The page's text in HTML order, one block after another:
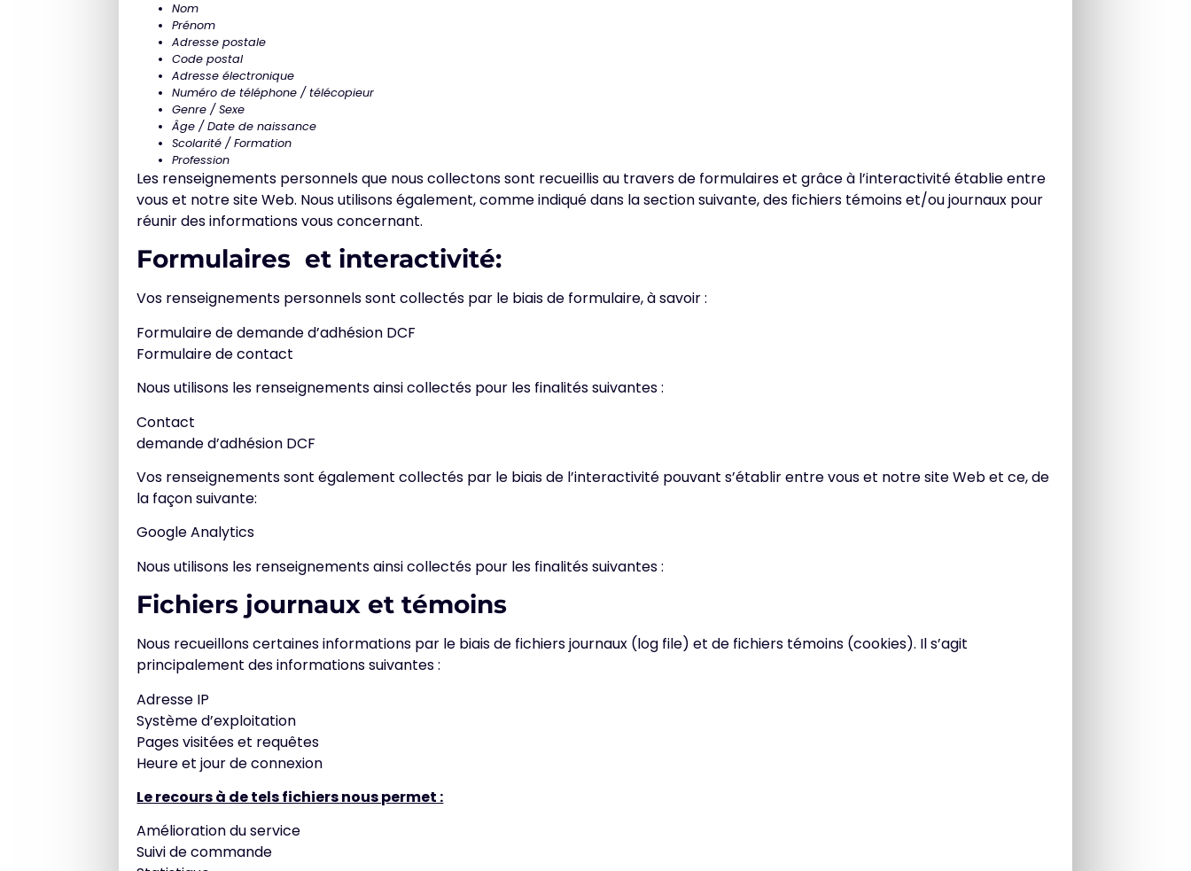
Nom
Prénom
Adresse postale
Code postal
Adresse électronique
Numéro de téléphone / télécopieur
Genre / Sexe
Âge / Date de naissance
Scolarité / Formation
Profession
Les renseignements personnels que nous collectons sont recueillis au travers de formulaires et grâce à l’interactivité établie entre
vous et notre site Web. Nous utilisons également, comme indiqué dans la section suivante, des fichiers témoins et/ou journaux pour
réunir des informations vous concernant.
Formulaires et interactivité:
Vos renseignements personnels sont collectés par le biais de formulaire, à savoir :
Formulaire de demande d’adhésion DCF
Formulaire de contact
Nous utilisons les renseignements ainsi collectés pour les finalités suivantes :
Contact
demande d’adhésion DCF
Vos renseignements sont également collectés par le biais de l’interactivité pouvant s’établir entre vous et notre site Web et ce, de
la façon suivante:
Google Analytics
Nous utilisons les renseignements ainsi collectés pour les finalités suivantes :
Fichiers journaux et témoins
Nous recueillons certaines informations par le biais de fichiers journaux (log file) et de fichiers témoins (cookies). Il s’agit
principalement des informations suivantes :
Adresse IP
Système d’exploitation
Pages visitées et requêtes
Heure et jour de connexion
Le recours à de tels fichiers nous permet :
Amélioration du service
Suivi de commande